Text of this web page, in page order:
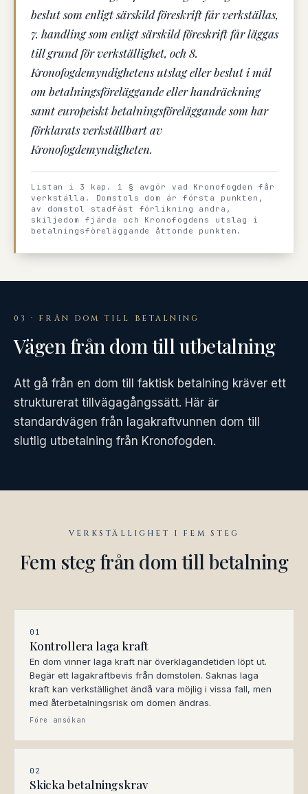
beslut som enligt särskild föreskrift får verkställas,
7. handling som enligt särskild föreskrift får läggas
till grund för verkställighet, och 8.
Kronofogdemyndighetens utslag eller beslut i mål
om betalningsföreläggande eller handräckning
samt europeiskt betalningsföreläggande som har
förklarats verkställbart av
Kronofogdemyndigheten.
Listan i 3 kap. 1 § avgör vad Kronofogden får
verkställa. Domstols dom är första punkten,
av domstol stadfäst förlikning andra,
skiljedom fjärde och Kronofogdens utslag i
betalningsföreläggande åttonde punkten.
03 · FRÅN DOM TILL BETALNING
Vägen från dom till utbetalning
Att gå från en dom till faktisk betalning kräver ett
strukturerat tillvägagångssätt. Här är
standardvägen från lagakraftvunnen dom till
slutlig utbetalning från Kronofogden.
VERKSTÄLLIGHET I FEM STEG
Fem steg från dom till betalning
01
Kontrollera laga kraft
En dom vinner laga kraft när överklagandetiden löpt ut.
Begär ett lagakraftbevis från domstolen. Saknas laga
kraft kan verkställighet ändå vara möjlig i vissa fall, men
med återbetalningsrisk om domen ändras.
Före ansökan
02
Skicka betalningskrav